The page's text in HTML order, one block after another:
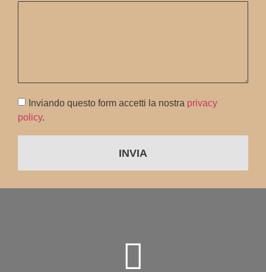
Inviando questo form accetti la nostra privacy
policy.
INVIA